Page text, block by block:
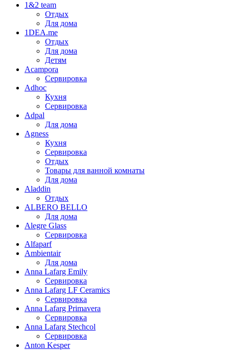
1&2 team
Отдых
Для дома
1DEA.me
Отдых
Для дома
Детям
Acampora
Сервировка
Adhoc
Кухня
Сервировка
Adpal
Для дома
Agness
Кухня
Сервировка
Отдых
Товары для ванной комнаты
Для дома
Aladdin
Отдых
ALBERO BELLO
Для дома
Alegre Glass
Сервировка
Alfaparf
Ambientair
Для дома
Anna Lafarg Emily
Сервировка
Anna Lafarg LF Ceramics
Сервировка
Anna Lafarg Primavera
Сервировка
Anna Lafarg Stechcol
Сервировка
Anton Kesper